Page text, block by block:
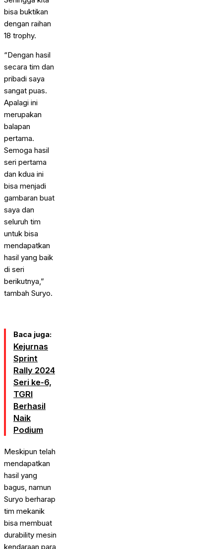
bisa buktikan
dengan raihan
18 trophy.
“Dengan hasil
secara tim dan
pribadi saya
sangat puas.
Apalagi ini
merupakan
balapan
pertama.
Semoga hasil
seri pertama
dan kdua ini
bisa menjadi
gambaran buat
saya dan
seluruh tim
untuk bisa
mendapatkan
hasil yang baik
di seri
berikutnya,”
tambah Suryo.
Baca juga:
Kejurnas
Sprint
Rally 2024
Seri ke-6,
TGRI
Berhasil
Naik
Podium
Meskipun telah
mendapatkan
hasil yang
bagus, namun
Suryo berharap
tim mekanik
bisa membuat
durability mesin
kendaraan para